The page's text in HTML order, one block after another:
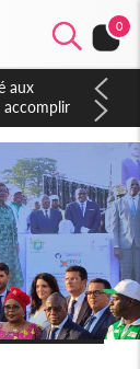
0
en
d'avance